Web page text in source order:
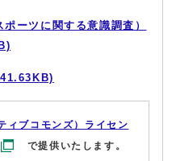
ポーツに関する意識調査）
ィブコモンズ）ライセン
で提供いたします。